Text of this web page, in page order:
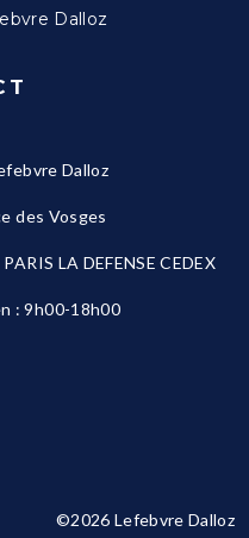
Dalloz
Dalloz
des Vosges
LA DEFENSE CEDEX
: 9h00-18h00
©2026 Lefebvre Dalloz